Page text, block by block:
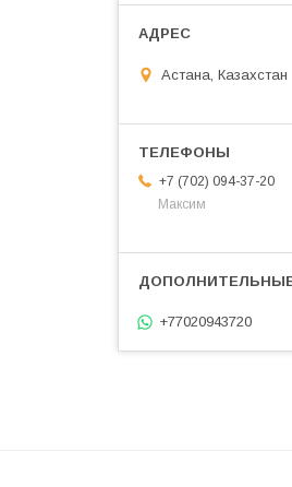
Астана, Казахстан
+7 (702) 094-37-20
Максим
+77020943720